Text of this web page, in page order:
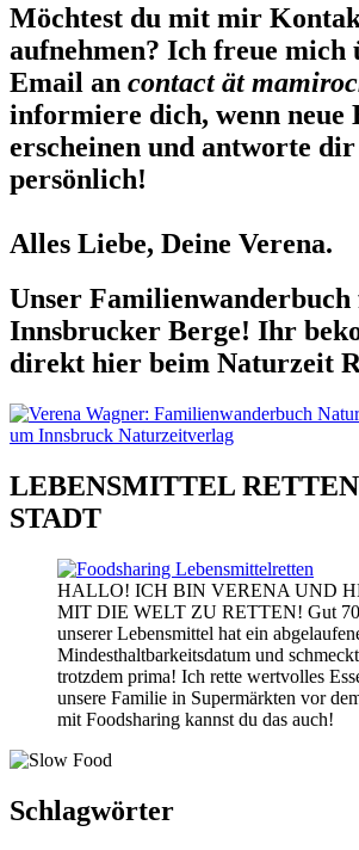
Möchtest du mit mir
aufnehmen? Ich freue mich
Email an contact ät
informiere dich, wenn neue
erscheinen und antworte
persönlich!
Alles Liebe, Deine Verena.
Unser
Innsbrucker Berge! Ihr
direkt hier beim Naturzeit
LEBENSMITTEL
STADT
HALLO! ICH BIN VERENA UND
MIT DIE WELT ZU RETTEN! Gut
unserer Lebensmittel hat ein
Mindesthaltbarkeitsdatum und schmeckt
trotzdem prima! Ich rette wertvolles
unsere Familie in Supermärkten vor
mit Foodsharing kannst du das auch!
Schlagwörter